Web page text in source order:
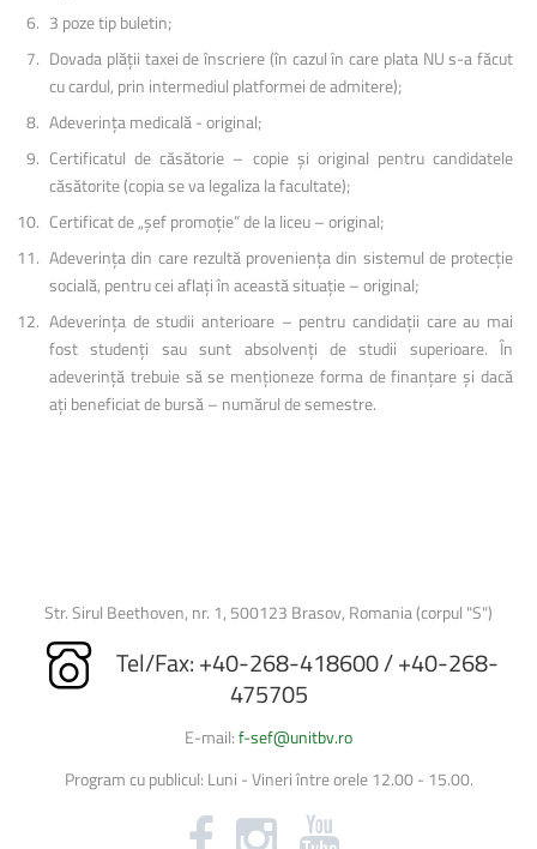
3 poze tip buletin;
Dovada plății taxei de înscriere (în cazul în care plata NU s-a făcut
cu cardul, prin intermediul platformei de admitere);
Adeverința medicală - original;
Certificatul de căsătorie – copie și original pentru candidatele
căsătorite (copia se va legaliza la facultate);
Certificat de „șef promoție” de la liceu – original;
Adeverința din care rezultă proveniența din sistemul de protecție
socială, pentru cei aflați în această situație – original;
Adeverința de studii anterioare – pentru candidații care au mai
fost studenți sau sunt absolvenți de studii superioare. În
adeverință trebuie să se menționeze forma de finanțare și dacă
ați beneficiat de bursă – numărul de semestre.
Str. Sirul Beethoven, nr. 1, 500123 Brasov, Romania (corpul "S")
Tel/Fax: +40-268-418600 / +40-268-
475705
E-mail:f-sef@unitbv.ro
Program cu publicul: Luni - Vineri între orele 12.00 - 15.00.